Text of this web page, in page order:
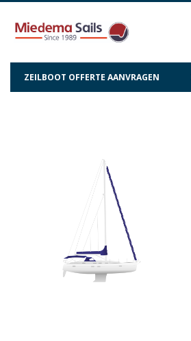
ZEILBOOT OFFERTE AANVRAGEN